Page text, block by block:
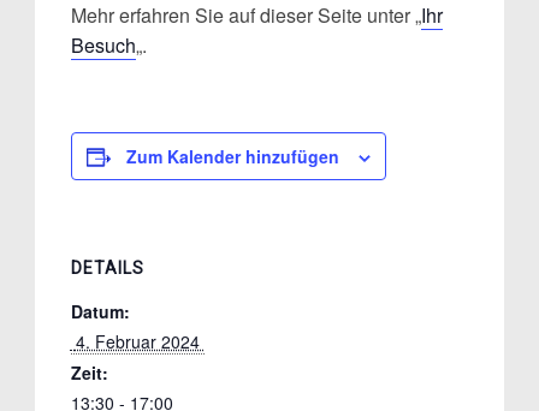
Mehr erfahren Sie auf dieser Seite unter „Ihr
Besuch„.
Zum Kalender hinzufügen
DETAILS
Datum:
4. Februar 2024
Zeit:
13:30 - 17:00